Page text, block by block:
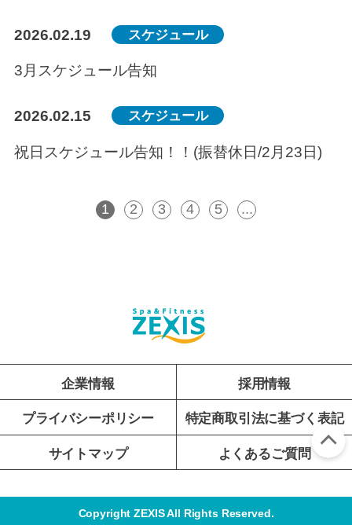
2026.02.19 スケジュール
3月スケジュール告知
2026.02.15 スケジュール
祝日スケジュール告知！！(振替休日/2月23日)
1 2 3 4 5 ...
企業情報 採用情報
プライバシーポリシー 特定商取引法に基づく表記
サイトマップ よくあるご質問
Copyright ZEXIS All Rights Reserved.